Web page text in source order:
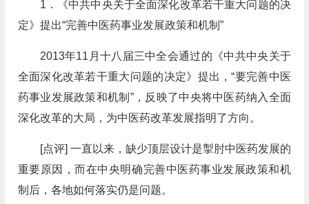
1．《中共中央关于全面深化改革若干重大问题的决
定》提出“完善中医药事业发展政策和机制”
2013年11月十八届三中全会通过的《中共中央关于
全面深化改革若干重大问题的决定》提出，“要完善中医
药事业发展政策和机制”，反映了中央将中医药纳入全面
深化改革的大局，为中医药改革发展指明了方向。
[点评] 一直以来，缺少顶层设计是掣肘中医药发展的
重要原因，而在中央明确完善中医药事业发展政策和机
制后，各地如何落实仍是问题。